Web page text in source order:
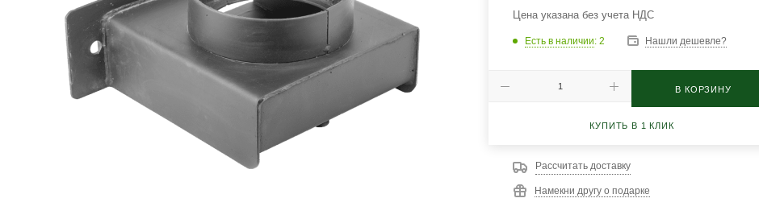
Цена указана без учета НДС
Есть в наличии: 2 Нашли дешевле?
В КОРЗИНУ
КУПИТЬ В 1 КЛИК
Рассчитать доставку
Намекни другу о подарке